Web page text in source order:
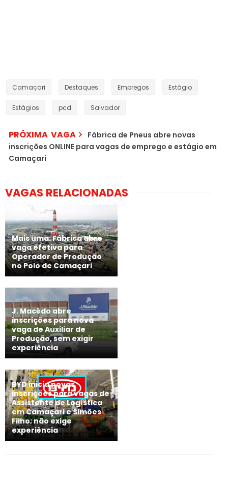
Camaçari Destaques Empregos Estágio
Estágios pcd Salvador
PRÓXIMA VAGA
Fábrica de Pneus abre novas
inscrições ONLINE para vagas de emprego e estágio em
Camaçari
VAGAS RELACIONADAS
Mais uma: Fábrica abre
vaga efetiva para
Operador de Produção
no Polo de Camaçari
J. Macêdo abre
inscrições para nova
vaga de Auxiliar de
Produção, sem exigir
experiência
BYD inicia novas
inscrições para vagas de
Assistente de Logística
em Camaçari e Simões
Filho; não exige
experiência